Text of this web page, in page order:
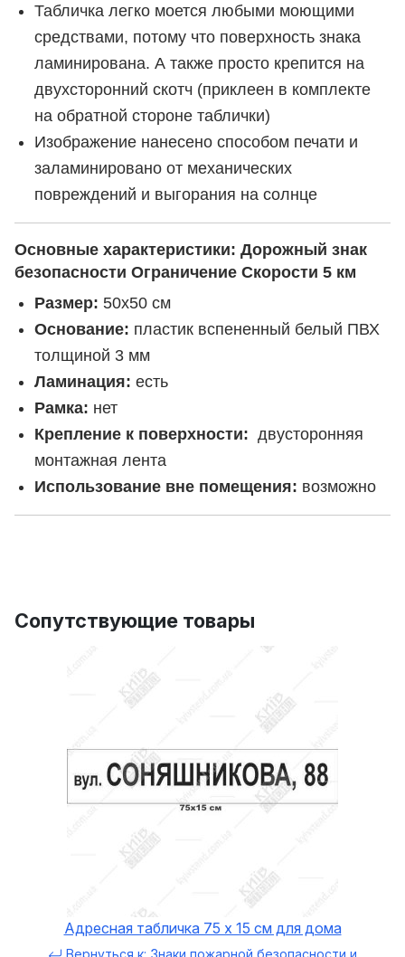
Табличка легко моется любыми моющими
средствами, потому что поверхность знака
ламинирована. А также просто крепится на
двухсторонний скотч (приклеен в комплекте
на обратной стороне таблички)
Изображение нанесено способом печати и
заламинировано от механических
повреждений и выгорания на солнце
Основные характеристики: Дорожный знак
безопасности Ограничение Скорости 5 км
Размер: 50х50 см
Основание: пластик вспененный белый ПВХ
толщиной 3 мм
Ламинация: есть
Рамка: нет
Крепление к поверхности: двусторонняя
монтажная лента
Использование вне помещения: возможно
Сопутствующие товары
Адресная табличка 75 х 15 см для дома
Вернуться к: Знаки пожарной безопасности и